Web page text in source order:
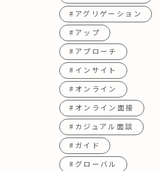
#アグリゲーション
#アップ
#アプローチ
#インサイト
#オンライン
#オンライン面接
#カジュアル面談
#ガイド
#グローバル